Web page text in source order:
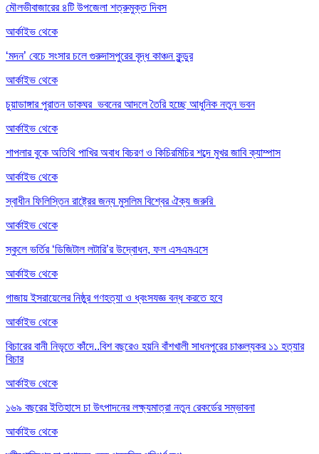
মৌলভীবাজারের ৪টি উপজেলা শত্রুমুক্ত দিবস
আর্কাইভ থেকে
‘মদন’ বেচে সংসার চলে গুরুদাসপুরের বৃদ্ধ কাঞ্চন কুন্ডুর
আর্কাইভ থেকে
চুয়াডাঙ্গার পুরাতন ডাকঘর ভবনের আদলে তৈরি হচ্ছে আধুনিক নতুন ভবন
আর্কাইভ থেকে
শাপলার বুকে অতিথি পাখির অবাধ বিচরণ ও কিচিরমিচির শব্দে মুখর জাবি ক্যাম্পাস
আর্কাইভ থেকে
স্বাধীন ফিলিস্তিন রাষ্ট্রের জন্য মুসলিম বিশ্বের ঐক্য জরুরি
আর্কাইভ থেকে
স্কুলে ভর্তির ‘ডিজিটাল লটারি’র উদ্বোধন, ফল এসএমএসে
আর্কাইভ থেকে
গাজায় ইসরায়েলের নিষ্ঠুর গণহত্যা ও ধ্বংসযজ্ঞ বন্ধ করতে হবে
আর্কাইভ থেকে
বিচারের বানী নিভৃতে কাঁদে..বিশ বছরেও হয়নি বাঁশখালী সাধনপুরের চাঞ্চল্যকর ১১ হত্যার
বিচার
আর্কাইভ থেকে
১৬৯ বছরের ইতিহাসে চা উৎপাদনের লক্ষ্যমাত্রা নতুন রেকর্ডের সম্ভাবনা
আর্কাইভ থেকে